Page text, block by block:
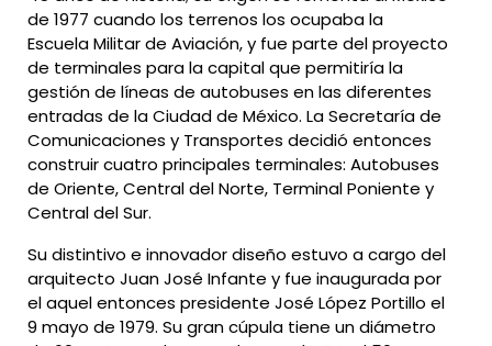
de 1977 cuando los terrenos los ocupaba la
Escuela Militar de Aviación, y fue parte del proyecto
de terminales para la capital que permitiría la
gestión de líneas de autobuses en las diferentes
entradas de la Ciudad de México. La Secretaría de
Comunicaciones y Transportes decidió entonces
construir cuatro principales terminales: Autobuses
de Oriente, Central del Norte, Terminal Poniente y
Central del Sur.
Su distintivo e innovador diseño estuvo a cargo del
arquitecto Juan José Infante y fue inaugurada por
el aquel entonces presidente José López Portillo el
9 mayo de 1979. Su gran cúpula tiene un diámetro